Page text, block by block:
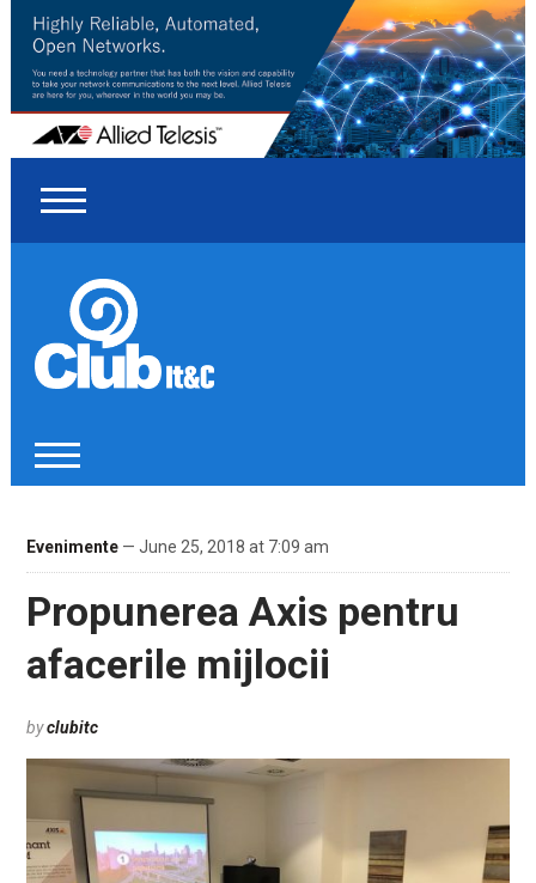
Evenimente— June 25, 2018 at 7:09 am
Propunerea Axis pentru
afacerile mijlocii
byclubitc